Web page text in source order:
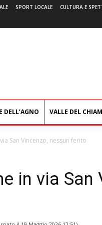
SPORT LOCALE CULTURA E
DELL’AGNO VALLE DEL
San Vincenzo, nessun ferito
in via San